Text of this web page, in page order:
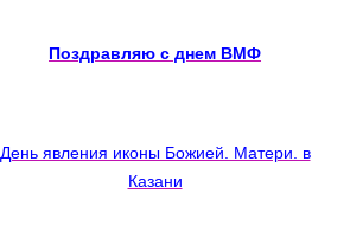
Поздравляю с днем ВМФ
День явления иконы Божией. Матери. в
Казани